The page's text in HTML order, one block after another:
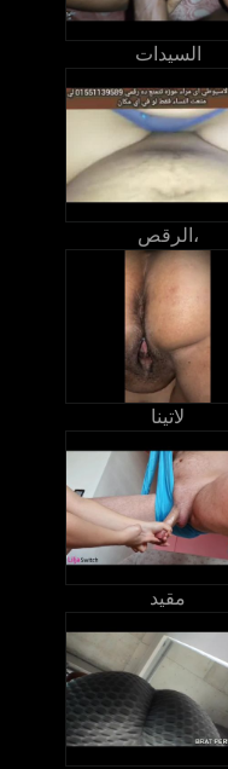
السيدات
الرقص،
لاتينا
مقيد